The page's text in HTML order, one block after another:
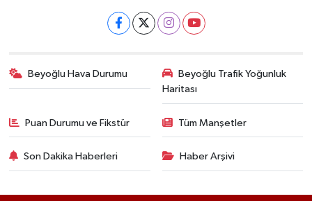
Beyoğlu Hava Durumu
Beyoğlu Trafik Yoğunluk
Haritası
Puan Durumu ve Fikstür Tüm Manşetler
Son Dakika Haberleri Haber Arşivi